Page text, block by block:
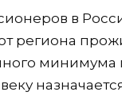
в
региона